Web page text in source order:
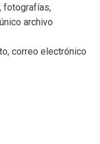
fotografías,
archivo
correo electrónico